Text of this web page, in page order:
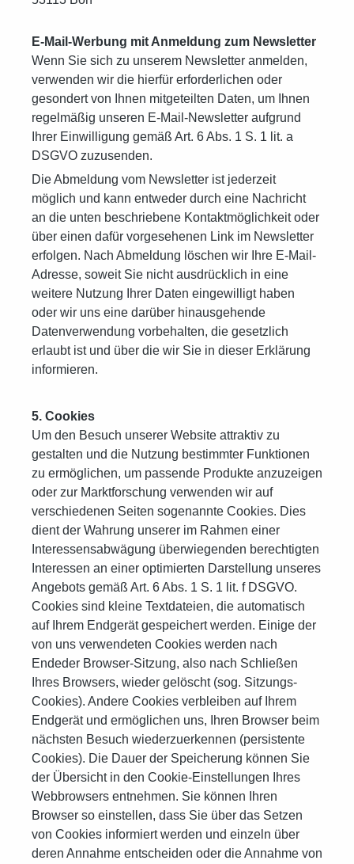
E-Mail-Werbung mit Anmeldung zum Newsletter
Wenn Sie sich zu unserem Newsletter anmelden,
verwenden wir die hierfür erforderlichen oder
gesondert von Ihnen mitgeteilten Daten, um Ihnen
regelmäßig unseren E-Mail-Newsletter aufgrund
Ihrer Einwilligung gemäß Art. 6 Abs. 1 S. 1 lit. a
DSGVO zuzusenden.
Die Abmeldung vom Newsletter ist jederzeit
möglich und kann entweder durch eine Nachricht
an die unten beschriebene Kontaktmöglichkeit oder
über einen dafür vorgesehenen Link im Newsletter
erfolgen. Nach Abmeldung löschen wir Ihre E-Mail-
Adresse, soweit Sie nicht ausdrücklich in eine
weitere Nutzung Ihrer Daten eingewilligt haben
oder wir uns eine darüber hinausgehende
Datenverwendung vorbehalten, die gesetzlich
erlaubt ist und über die wir Sie in dieser Erklärung
informieren.
5. Cookies
Um den Besuch unserer Website attraktiv zu
gestalten und die Nutzung bestimmter Funktionen
zu ermöglichen, um passende Produkte anzuzeigen
oder zur Marktforschung verwenden wir auf
verschiedenen Seiten sogenannte Cookies. Dies
dient der Wahrung unserer im Rahmen einer
Interessensabwägung überwiegenden berechtigten
Interessen an einer optimierten Darstellung unseres
Angebots gemäß Art. 6 Abs. 1 S. 1 lit. f DSGVO.
Cookies sind kleine Textdateien, die automatisch
auf Ihrem Endgerät gespeichert werden. Einige der
von uns verwendeten Cookies werden nach
Endeder Browser-Sitzung, also nach Schließen
Ihres Browsers, wieder gelöscht (sog. Sitzungs-
Cookies). Andere Cookies verbleiben auf Ihrem
Endgerät und ermöglichen uns, Ihren Browser beim
nächsten Besuch wiederzuerkennen (persistente
Cookies). Die Dauer der Speicherung können Sie
der Übersicht in den Cookie-Einstellungen Ihres
Webbrowsers entnehmen. Sie können Ihren
Browser so einstellen, dass Sie über das Setzen
von Cookies informiert werden und einzeln über
deren Annahme entscheiden oder die Annahme von